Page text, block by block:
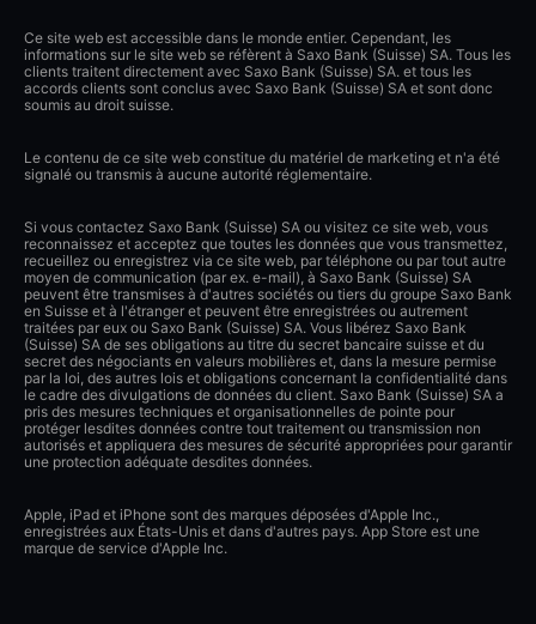
Ce site web est accessible dans le monde entier. Cependant, les
informations sur le site web se réfèrent à Saxo Bank (Suisse) SA. Tous les
clients traitent directement avec Saxo Bank (Suisse) SA. et tous les
accords clients sont conclus avec Saxo Bank (Suisse) SA et sont donc
soumis au droit suisse.
Le contenu de ce site web constitue du matériel de marketing et n'a été
signalé ou transmis à aucune autorité réglementaire.
Si vous contactez Saxo Bank (Suisse) SA ou visitez ce site web, vous
reconnaissez et acceptez que toutes les données que vous transmettez,
recueillez ou enregistrez via ce site web, par téléphone ou par tout autre
moyen de communication (par ex. e-mail), à Saxo Bank (Suisse) SA
peuvent être transmises à d'autres sociétés ou tiers du groupe Saxo Bank
en Suisse et à l'étranger et peuvent être enregistrées ou autrement
traitées par eux ou Saxo Bank (Suisse) SA. Vous libérez Saxo Bank
(Suisse) SA de ses obligations au titre du secret bancaire suisse et du
secret des négociants en valeurs mobilières et, dans la mesure permise
par la loi, des autres lois et obligations concernant la confidentialité dans
le cadre des divulgations de données du client. Saxo Bank (Suisse) SA a
pris des mesures techniques et organisationnelles de pointe pour
protéger lesdites données contre tout traitement ou transmission non
autorisés et appliquera des mesures de sécurité appropriées pour garantir
une protection adéquate desdites données.
Apple, iPad et iPhone sont des marques déposées d'Apple Inc.,
enregistrées aux États-Unis et dans d'autres pays. App Store est une
marque de service d'Apple Inc.